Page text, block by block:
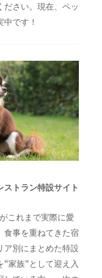
ださい。現在、ペッ
中です！
トラン特設サイト
これまで実際に愛
食事を重ねてきた宿
ア別にまとめた特設
家族”として迎え入